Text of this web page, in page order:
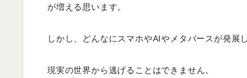
が増える思います。
しかし、どんなにスマホやAIやメタバースが発展
現実の世界から逃げることはできません。